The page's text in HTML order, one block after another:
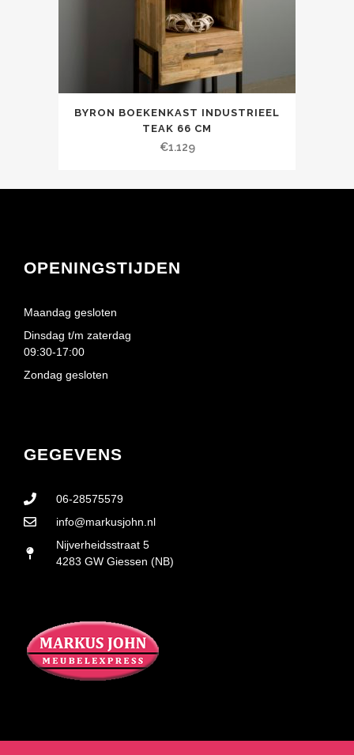
BYRON BOEKENKAST INDUSTRIEEL
TEAK 66 CM
€1.129
GEGEVENS
06-28575579
info@markusjohn.nl
Nijverheidsstraat 5
4283 GW Giessen (NB)
OPENINGSTIJDEN
Maandag gesloten
Dinsdag t/m zaterdag
09:30-17:00
Zondag gesloten